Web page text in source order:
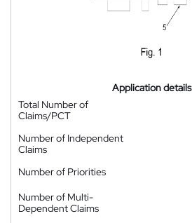
Application details
Total Number of
Claims/PCT
Number of Independent
Claims
Number of Priorities
Number of Multi-
Dependent Claims